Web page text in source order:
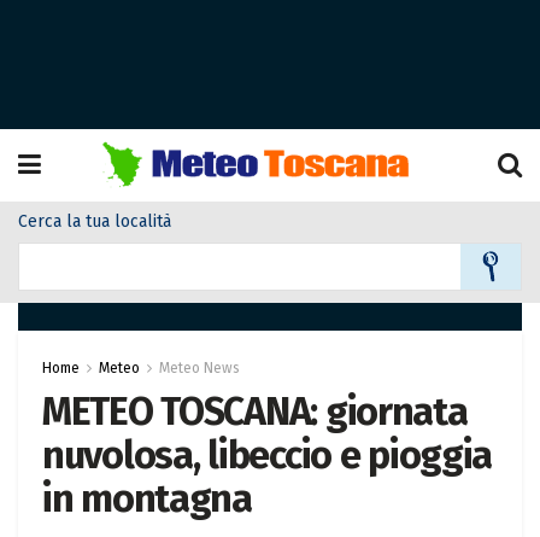
Cerca la tua località
Home Meteo Meteo News
METEO TOSCANA: giornata
nuvolosa, libeccio e pioggia
in montagna